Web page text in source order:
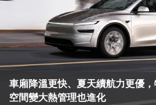
車廂降溫更快、夏天續航力更優
空間變大熱管理也進化